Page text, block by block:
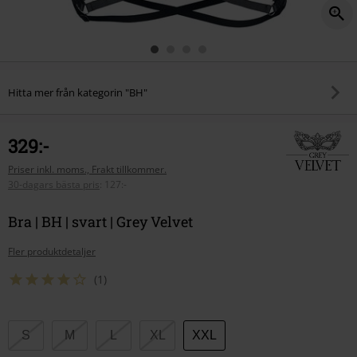
Hitta mer från kategorin "BH"
329:-
Priser inkl. moms., Frakt tillkommer.
30-dagars bästa pris
127:-
Bra | BH | svart | Grey Velvet
Fler produktdetaljer
(1)
Välj
S M XL XXL